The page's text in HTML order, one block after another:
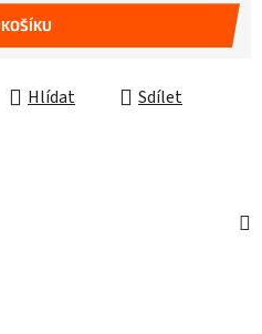
Hlídat Sdílet